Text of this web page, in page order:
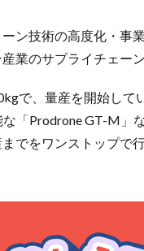
ン技術の高度化・事
業のサプライチェー
で、量産を開始して
「Prodrone GT-M」
でをワンストップで行